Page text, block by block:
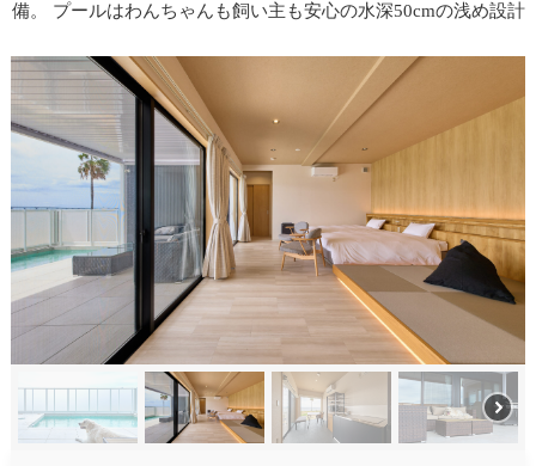
備。 プールはわんちゃんも飼い主も安心の水深50cmの浅め設計